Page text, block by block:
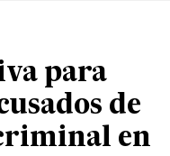
para
de
en